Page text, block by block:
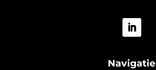
Navigatie